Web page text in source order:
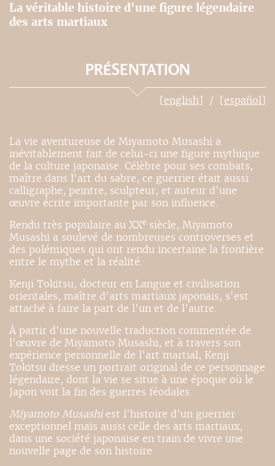
La véritable histoire d'une figure légendaire
des arts martiaux
PRÉSENTATION
[english] [español]
La vie aventureuse de Miyamoto Musashi a
inévitablement fait de celui-ci une figure mythique
de la culture japonaise. Célèbre pour ses combats,
maître dans l'art du sabre, ce guerrier était aussi
calligraphe, peintre, sculpteur, et auteur d'une
œuvre écrite importante par son influence.
Rendu très populaire au XXe siècle, Miyamoto
Musashi a soulevé de nombreuses controverses et
des polémiques qui ont rendu incertaine la frontière
entre le mythe et la réalité.
Kenji Tokitsu, docteur en Langue et civilisation
orientales, maître d'arts martiaux japonais, s'est
attaché à faire la part de l'un et de l'autre.
À partir d'une nouvelle traduction commentée de
l'œuvre de Miyamoto Musashi, et à travers son
expérience personnelle de l'art martial, Kenji
Tokitsu dresse un portrait original de ce personnage
légendaire, dont la vie se situe à une époque où le
Japon voit la fin des guerres féodales.
Miyamoto Musashiest l'histoire d'un guerrier
exceptionnel mais aussi celle des arts martiaux,
dans une société japonaise en train de vivre une
nouvelle page de son histoire.